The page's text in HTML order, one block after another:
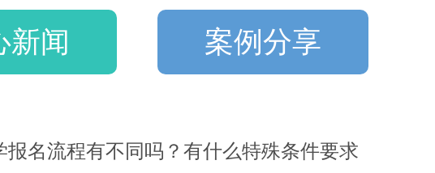
新闻 案例分享
报名流程有不同吗？有什么特殊条件要求